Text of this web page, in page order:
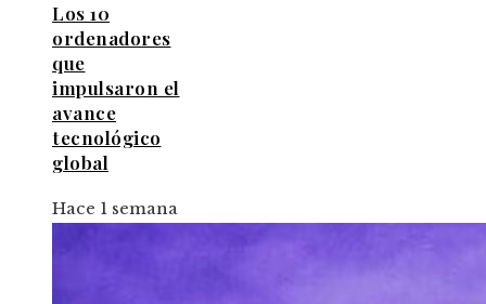
Los 10
ordenadores
que
impulsaron el
avance
tecnológico
global
Hace 1 semana